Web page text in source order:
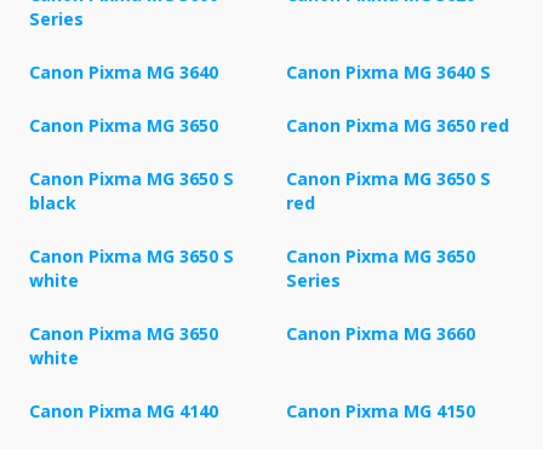
Series
Canon Pixma MG 3640 Canon Pixma MG 3640 S
Canon Pixma MG 3650 Canon Pixma MG 3650 red
Canon Pixma MG 3650 S
black
Canon Pixma MG 3650 S
red
Canon Pixma MG 3650 S
white
Canon Pixma MG 3650
Series
Canon Pixma MG 3650
white
Canon Pixma MG 3660
Canon Pixma MG 4140 Canon Pixma MG 4150